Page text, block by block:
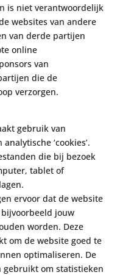
is niet verantwoordelijk
websites van andere
van derde partijen
online
van
die de
verzorgen.
gebruik van
‘cookies’.
die bij bezoek
tablet of
ervoor dat de website
jouw
worden. Deze
om de website goed te
optimaliseren. De
gebruikt om statistieken